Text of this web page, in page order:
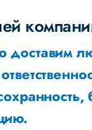
доставим